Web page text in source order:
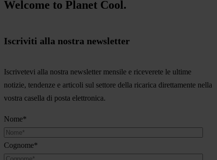
Welcome to Planet Cool.
Iscriviti alla nostra newsletter
Iscrivetevi alla nostra newsletter mensile e riceverete le ultime
notizie, tendenze e articoli sul settore della ricarica direttamente nella
vostra casella di posta elettronica.
Nome*
Cognome*